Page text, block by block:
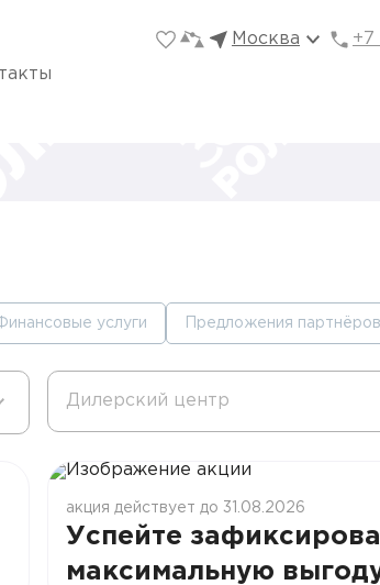
Москва +7
услуги Предложения партнёров
Дилерский центр
акция действует до 31.08.2026
Успейте
максимальную